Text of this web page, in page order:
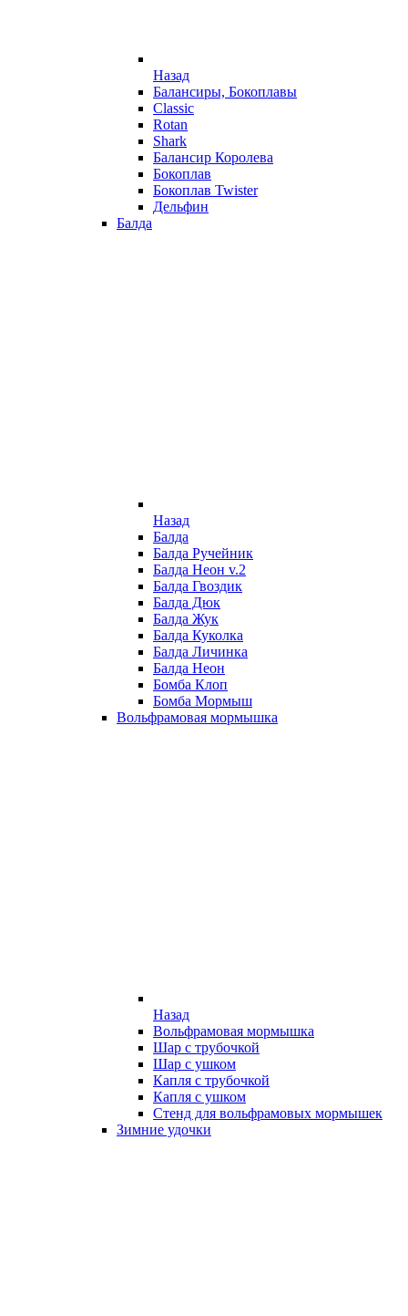
Назад
Балансиры, Бокоплавы
Classic
Rotan
Shark
Балансир Королева
Бокоплав
Бокоплав Twister
Дельфин
Балда
Назад
Балда
Балда Ручейник
Балда Неон v.2
Балда Гвоздик
Балда Дюк
Балда Жук
Балда Куколка
Балда Личинка
Балда Неон
Бомба Клоп
Бомба Мормыш
Вольфрамовая мормышка
Назад
Вольфрамовая мормышка
Шар с трубочкой
Шар с ушком
Капля с трубочкой
Капля с ушком
Стенд для вольфрамовых мормышек
Зимние удочки